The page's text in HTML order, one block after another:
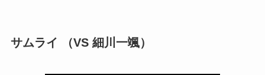
サムライ （VS 細川一颯）